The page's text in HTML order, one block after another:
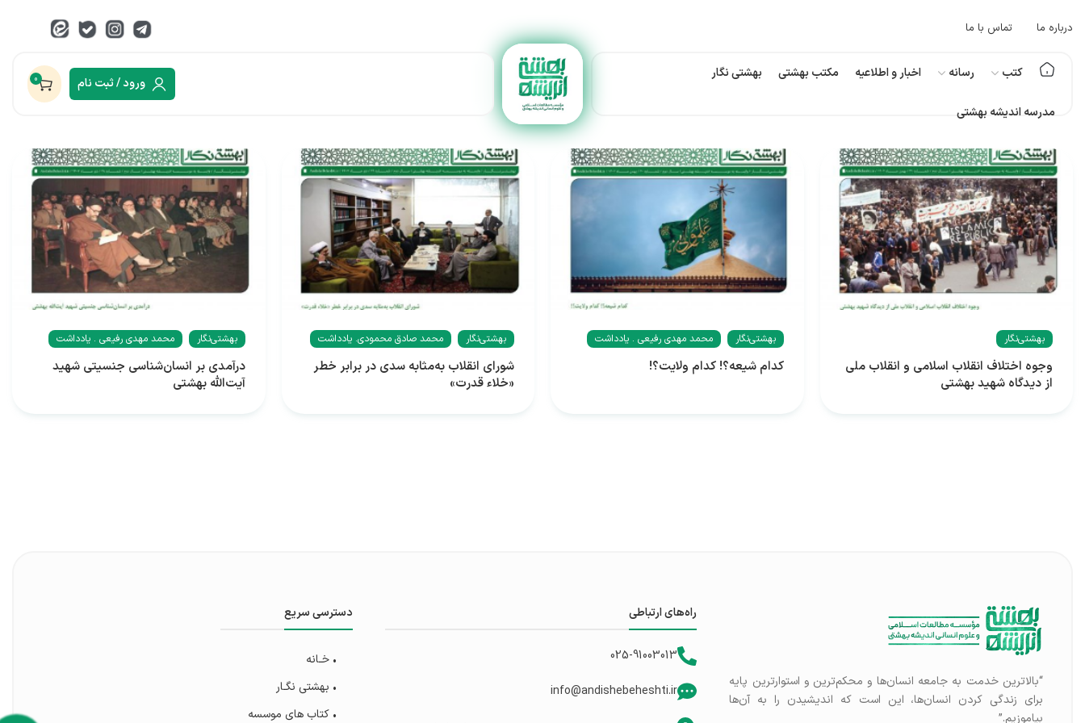
درباره ما تماس با ما
کتب رسانه اخبار و اطلاعیه مکتب بهشتی بهشتی نگار
مدرسه اندیشه بهشتی
ورود / ثبت نام 0
بهشتی‌نگار
وجوه اختلاف انقلاب اسلامی و انقلاب‌ ملی
از دیدگاه شهید بهشتی
بهشتی‌نگار محمد مهدی رفیعی . یادداشت
کدام شیعه؟! کدام ولایت؟!
بهشتی‌نگار محمد صادق محمودی. یادداشت
شورای انقلاب به‌مثابه سدی در برابر خطر
«خلاء قدرت»
بهشتی‌نگار محمد مهدی رفیعی . یادداشت
درآمدی بر انسان‌شناسی جنسیتی شهید
آیت‌الله بهشتی
“بالاترین خدمت به جامعه انسان‌ها و محکم‌ترین و استوارترین پایه
برای زندگی کردن انسان‌ها، این است که اندیشیدن را به آن‌ها
بیاموزیم.”
راه‌های ارتباطی
025-91003013
info@andishebeheshti.ir
دسترسی سریع
• خـانه
• بهشتی‌ نگـار
• کتاب های موسسه